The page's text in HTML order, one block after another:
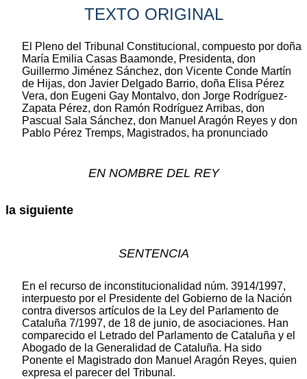
TEXTO ORIGINAL
El Pleno del Tribunal Constitucional, compuesto por doña
María Emilia Casas Baamonde, Presidenta, don
Guillermo Jiménez Sánchez, don Vicente Conde Martín
de Hijas, don Javier Delgado Barrio, doña Elisa Pérez
Vera, don Eugeni Gay Montalvo, don Jorge Rodríguez-
Zapata Pérez, don Ramón Rodríguez Arribas, don
Pascual Sala Sánchez, don Manuel Aragón Reyes y don
Pablo Pérez Tremps, Magistrados, ha pronunciado
EN NOMBRE DEL REY
la siguiente
SENTENCIA
En el recurso de inconstitucionalidad núm. 3914/1997,
interpuesto por el Presidente del Gobierno de la Nación
contra diversos artículos de la Ley del Parlamento de
Cataluña 7/1997, de 18 de junio, de asociaciones. Han
comparecido el Letrado del Parlamento de Cataluña y el
Abogado de la Generalidad de Cataluña. Ha sido
Ponente el Magistrado don Manuel Aragón Reyes, quien
expresa el parecer del Tribunal.